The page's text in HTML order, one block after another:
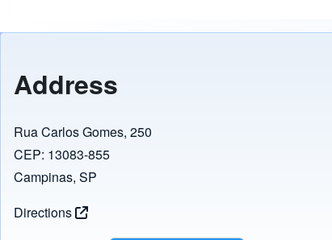
Address
Rua Carlos Gomes, 250
CEP: 13083-855
Campinas, SP
Directions